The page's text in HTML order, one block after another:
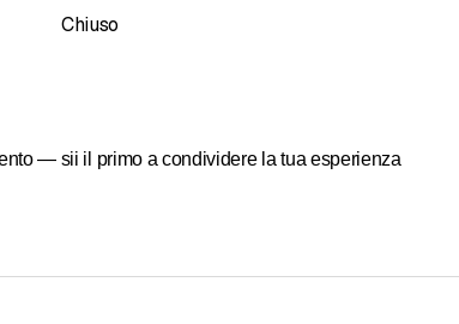
Chiuso
— sii il primo a condividere la tua esperienza